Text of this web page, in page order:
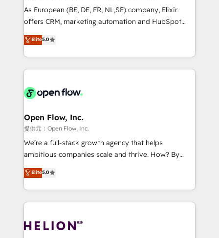
strategy, executed well, and reported on with clear
results. The culture is driven by core values; Joy, Grit,
Mindedness, and Clarity. We are driven to win for the
collective good of the company and its clientele, and
things are happening.
As European (BE, DE, FR, NL,SE) company, Elixir
offers CRM, marketing automation and HubSpot
integration products and services to mid-market
and enterprise customers. We ensure that your sales,
service and marketing department operates in the
most effective way, while at the same time
integrated buyers journey. Elixir is located in
and Stockholm Elixir is a first mover and leader
when it comes to HubSpot sales and service
implementations, highly renowned for our business
acumen, process (re-)design experience and a
integrate HubSpot with complex solutions like SAP,
MicroSoft, custom solutions,... Our company also has
execution, CPQ, customer portals and HubSpot CMS
developments. And we're champions when it comes
Elite5.0
Open Flow, Inc.
提供元：Open Flow, Inc.
We’re a full-stack growth agency that helps
ambitious companies scale and thrive. How? By
upgrading and streamlining every single revenue-
generating aspect of your business. We’re proud
HubSpot Elite Solutions Partners and devout CRM
nerds who can harness HubSpot’s custom digital
experience. Working hand-in-hand with your team,
Elite5.0